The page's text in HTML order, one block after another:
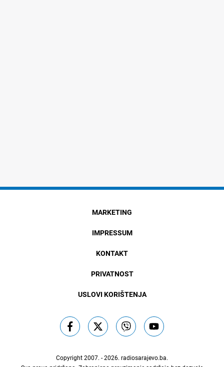
MARKETING
IMPRESSUM
KONTAKT
PRIVATNOST
USLOVI KORIŠTENJA
Copyright 2007. - 2026. radiosarajevo.ba.